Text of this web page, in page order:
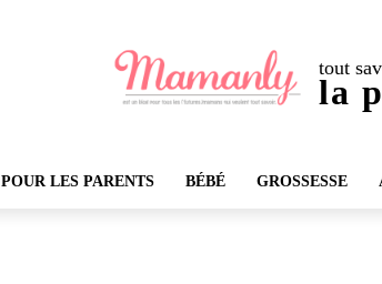
tout
la
POUR LES PARENTS BÉBÉ GROSSESSE